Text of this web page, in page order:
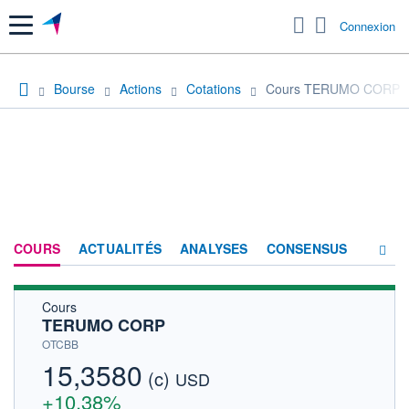
Menu Connexion
Bourse Actions Cotations Cours TERUMO CORP
COURS ACTUALITÉS ANALYSES CONSENSUS
ACTIONNAIRES
Cours
TERUMO CORP
OTCBB
15,3580 (c) USD
+10,38%